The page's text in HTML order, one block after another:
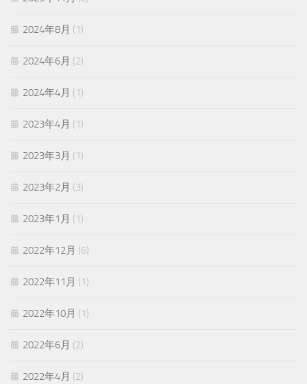
2024年8月 (1)
2024年6月 (2)
2024年4月 (1)
2023年4月 (1)
2023年3月 (1)
2023年2月 (3)
2023年1月 (1)
2022年12月 (6)
2022年11月 (1)
2022年10月 (1)
2022年6月 (2)
2022年4月 (2)